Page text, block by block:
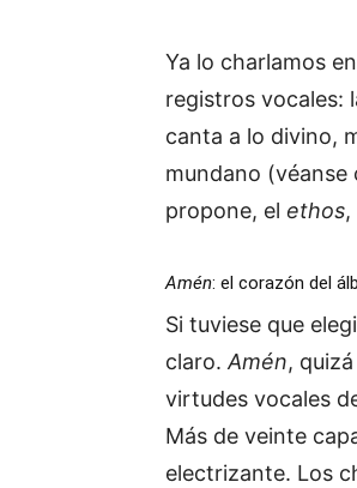
Ya lo charlamos
registros vocales:
canta a lo divino,
mundano
propone, el ethos
Amén: el corazón del
Si tuviese que
claro. Amén,
virtudes vocales
Más de veinte
electrizante. Los